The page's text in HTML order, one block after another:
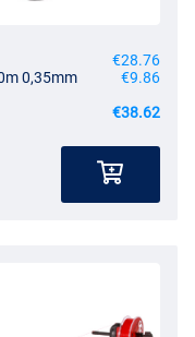
€28.76
0,35mm
€9.86
€38.62